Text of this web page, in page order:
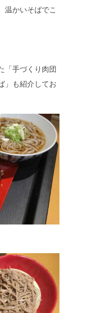
温かいそばでこ
「手づくり肉団
」も紹介してお